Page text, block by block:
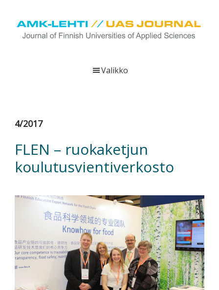
Hyppää
pääsisältöön
Hyppää
ensisijaiseen
Hyppää
alatunnisteeseen
viestittää
tutkimus-,
kehittämis-
sekä
ammattikorkeakoulutusta
tutkimuksesta
kaikille
kiinnostuneille.
Valikko
4/2017
FLEN – ruokaketjun
koulutusvientiverkosto